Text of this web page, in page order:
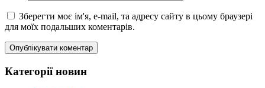
Зберегти моє ім'я, e-mail, та адресу сайту в цьому браузері
для моїх подальших коментарів.
Категорії новин